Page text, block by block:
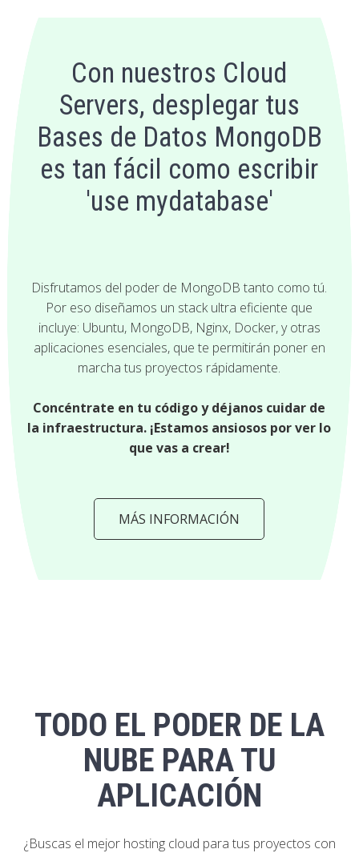
Con nuestros Cloud
Servers, desplegar tus
Bases de Datos MongoDB
es tan fácil como escribir
'use mydatabase'
Disfrutamos del poder de MongoDB tanto como tú.
Por eso diseñamos un stack ultra eficiente que
incluye: Ubuntu, MongoDB, Nginx, Docker, y otras
aplicaciones esenciales, que te permitirán poner en
marcha tus proyectos rápidamente.
Concéntrate en tu código y déjanos cuidar de
la infraestructura. ¡Estamos ansiosos por ver lo
que vas a crear!
MÁS INFORMACIÓN
TODO EL PODER DE LA
NUBE PARA TU
APLICACIÓN
¿Buscas el mejor hosting cloud para tus proyectos con